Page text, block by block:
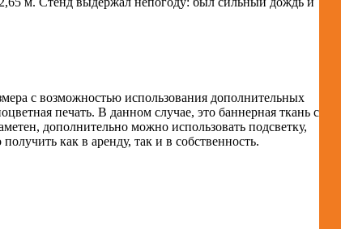
с возможностью использования дополнительных
печать. В данном случае, это баннерная ткань с
дополнительно можно использовать подсветку,
как в аренду, так и в собственность.